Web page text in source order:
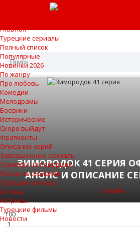
Главная
Турецкие сериалы
Полный список
Популярные
Новинки 2026
По жанру
Про любовь
Комедии
Мелодрамы
Боевики
Исторические
Скоро выйдут
Фрагменты
Описание серий
Завершенные сериалы
Сериалы на перерыве
Песни из сериалов
Турецкие актеры
Актеры
Актрисы
Турецкие фильмы
Новости
ЗИМОРОДОК 41 СЕРИЯ
АНОНС И ОПИСАНИЕ
Онлайн
100
1